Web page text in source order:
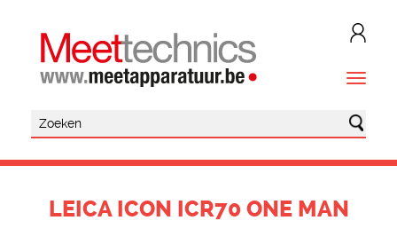
LEICA ICON ICR70 ONE MAN